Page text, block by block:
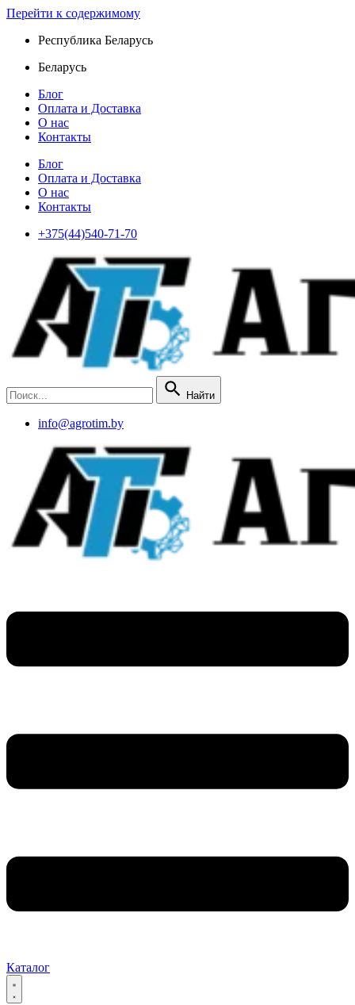
Перейти к содержимому
Республика Беларусь
Беларусь
Блог
Оплата и Доставка
О нас
Контакты
Блог
Оплата и Доставка
О нас
Контакты
+375(44)540-71-70
Найти
info@agrotim.by
Каталог